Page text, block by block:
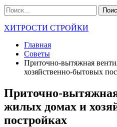
ХИТРОСТИ СТРОЙКИ
Главная
Советы
Приточно-вытяжная
хозяйственно-бытовых
Приточно-
жилых домах и
постройках